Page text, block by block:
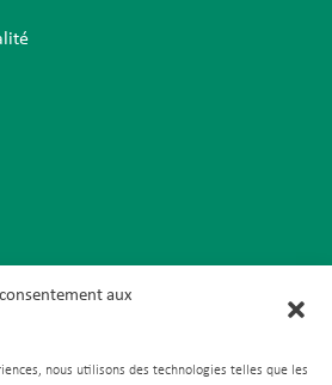
aux
nous utilisons des technologies telles que les